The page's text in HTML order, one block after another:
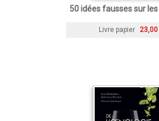
50 idées fausses sur
Livre papier 23,00